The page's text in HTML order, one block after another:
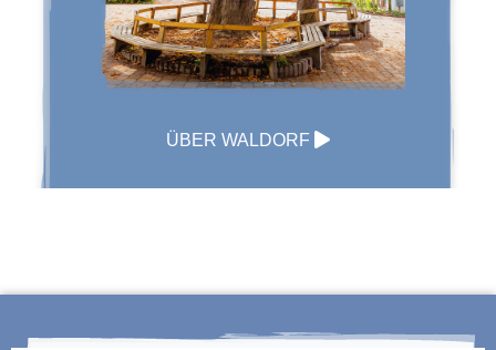
ÜBER WALDORF